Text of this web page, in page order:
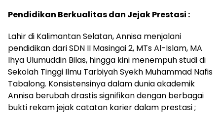
Pendidikan Berkualitas dan Jejak Prestasi :
Lahir di Kalimantan Selatan, Annisa menjalani
pendidikan dari SDN II Masingai 2, MTs Al-Islam, MA
Ihya Ulumuddin Bilas, hingga kini menempuh studi di
Sekolah Tinggi Ilmu Tarbiyah Syekh Muhammad Nafis
Tabalong. Konsistensinya dalam dunia akademik
Annisa berubah drastis signifikan dengan berbagai
bukti rekam jejak catatan karier dalam prestasi ;